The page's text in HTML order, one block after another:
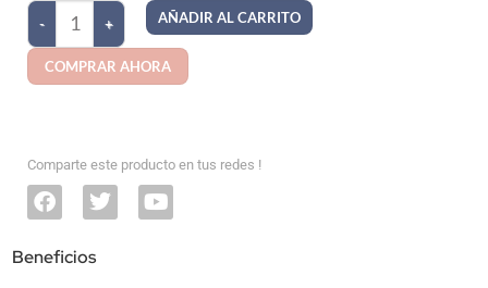
AÑADIR AL CARRITO
COMPRAR AHORA
Comparte este producto en tus redes !
Beneficios